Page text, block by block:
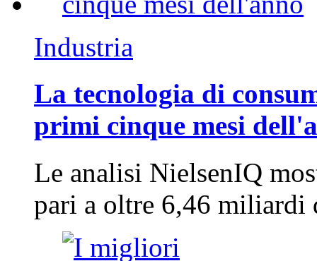
Industria
La tecnologia di
primi cinque mesi
Le analisi NielsenIQ
pari a oltre 6,46